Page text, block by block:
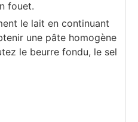
fouet.
le lait en continuant
une pâte homogène
le beurre fondu, le sel